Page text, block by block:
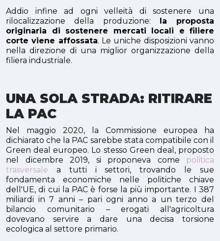
Addio infine ad ogni velleità di sostenere una
rilocalizzazione della produzione: la proposta
originaria di sostenere mercati locali e filiere
corte viene affossata. Le uniche disposizioni vanno
nella direzione di una miglior organizzazione della
filiera industriale.
UNA SOLA STRADA: RITIRARE
LA PAC
Nel maggio 2020, la Commissione europea ha
dichiarato che la PAC sarebbe stata compatibile con il
Green deal europeo. Lo stesso Green deal, proposto
nel dicembre 2019, si proponeva come politica
trasversale a tutti i settori, trovando le sue
fondamenta economiche nelle politiche chiave
dell'UE, di cui la PAC è forse la più importante. I 387
miliardi in 7 anni – pari ogni anno a un terzo del
bilancio comunitario – erogati all'agricoltura
dovevano servire a dare una decisa torsione
ecologica al settore primario.